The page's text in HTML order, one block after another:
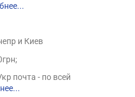
и Киев
почта - по всей